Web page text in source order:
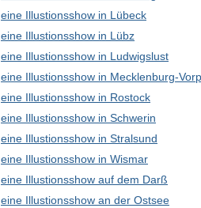
eine Illustionsshow in Lübeck
eine Illustionsshow in Lübz
eine Illustionsshow in Ludwigslust
eine Illustionsshow in Mecklenburg-
eine Illustionsshow in Rostock
eine Illustionsshow in Schwerin
eine Illustionsshow in Stralsund
eine Illustionsshow in Wismar
eine Illustionsshow auf dem Darß
eine Illustionsshow an der Ostsee